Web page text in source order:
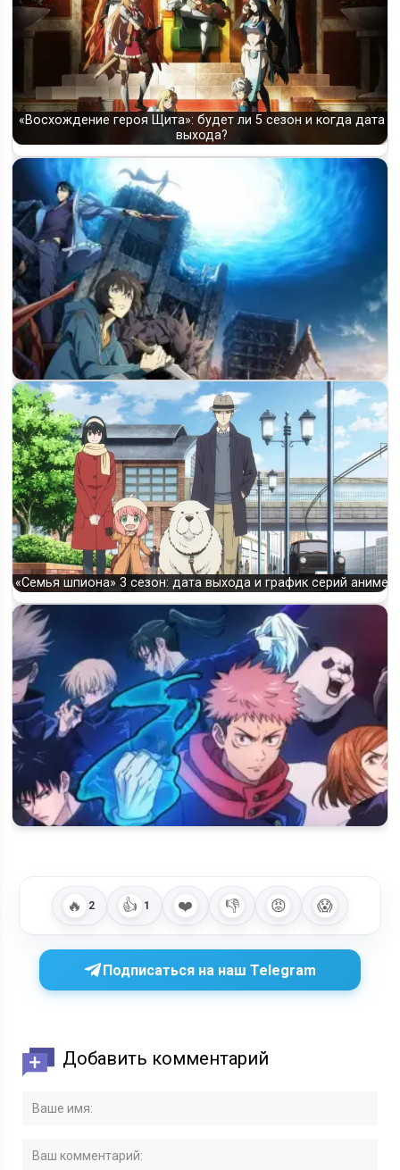
«Восхождение героя Щита»: будет ли 5 сезон и когда дата
выхода?
Когда выйдет 3 сезон «Поднятие уровня в одиночку»: что
говорят…
«Семья шпиона» 3 сезон: дата выхода и график серий аниме
🔥 2 👍 1 ❤️ 👎 😡 😱
Подписаться на наш Telegram
Добавить комментарий